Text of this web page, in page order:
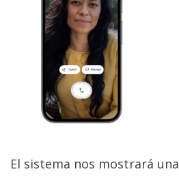
El sistema nos mostrará una